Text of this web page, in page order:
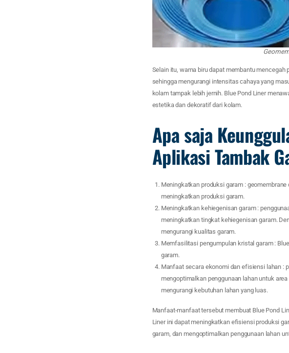
Selain itu, warna biru dapat membantu
sehingga mengurangi intensitas cahaya yang
kolam tampak lebih jernih. Blue Pond Liner
estetika dan dekoratif dari kolam.
Apa saja
Aplikasi Tambak
Meningkatkan produksi garam :
meningkatkan produksi garam.
Meningkatkan kehiegenisan garam :
meningkatkan tingkat kehiegenisan garam.
mengurangi kualitas garam.
Memfasilitasi pengumpulan kristal garam :
garam.
Manfaat secara ekonomi dan efisiensi lahan :
mengoptimalkan penggunaan lahan untuk
mengurangi kebutuhan lahan yang luas.
Manfaat-manfaat tersebut membuat Blue Pond
Liner ini dapat meningkatkan efisiensi produksi
garam, dan mengoptimalkan penggunaan lahan